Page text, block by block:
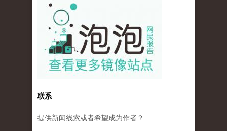
pao-pao-banner-mirror-site-120814.jpg
联系
提供新闻线索或者希望成为作者？